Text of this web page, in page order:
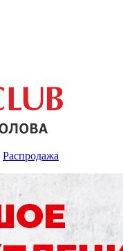
Распродажа